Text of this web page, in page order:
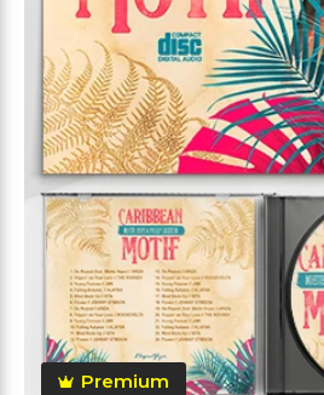
Premium